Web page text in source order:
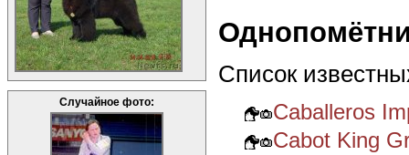
Случайное фото:
Список
Caballeros
Cabot King